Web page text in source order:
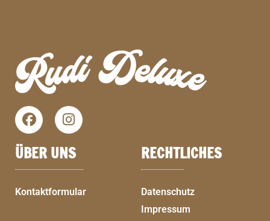
ÜBER UNS
Kontaktformular
RECHTLICHES
Datenschutz
Impressum